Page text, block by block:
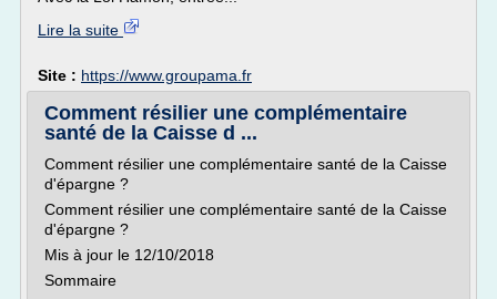
Lire la suite
Site : https://www.groupama.fr
Comment résilier une complémentaire
santé de la Caisse d ...
Comment résilier une complémentaire santé de la Caisse
d'épargne ?
Comment résilier une complémentaire santé de la Caisse
d'épargne ?
Mis à jour le 12/10/2018
Sommaire